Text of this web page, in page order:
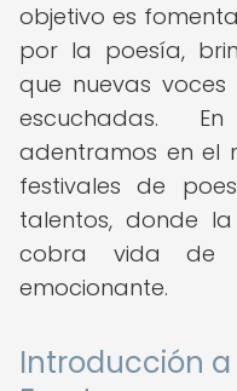
objetivo es
por la poesía,
que nuevas
escuchadas.
adentramos en el
festivales de
talentos, donde
cobra vida de
emocionante.
Introducción a